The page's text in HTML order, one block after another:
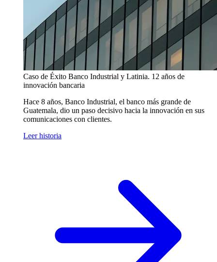
Caso de Éxito Banco Industrial y Latinia. 12 años de
innovación bancaria
Hace 8 años, Banco Industrial, el banco más grande de
Guatemala, dio un paso decisivo hacia la innovación en sus
comunicaciones con clientes.
Leer historia